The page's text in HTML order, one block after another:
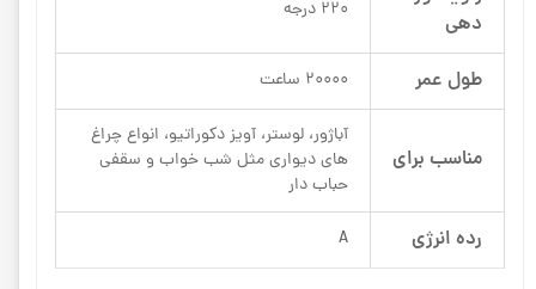
دهی
220 درجه
طول عمر 20000 ساعت
مناسب برای
آباژور، لوستر، آویز دکوراتیو، انواع چراغ
های دیواری مثل شب خواب و سقفی
حباب دار
رده انرژی A